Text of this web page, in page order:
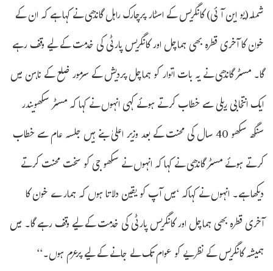
شملہ(یو این آئی) کانگریس کے اسٹار پرچارک راہل گاندھی نے کہا ہے کہ ان کے
خون کا آخری قطرہ بھی ہماچل اور کانگریس پارٹی کی خدمت کے لیے وقف رہے
گا۔ مسٹر گاندھی نے یہ بات اتوار کو ہماچل پردیش کے سرمور ضلع کے ناہن میں
ایک انتخابی ریلی سے خطاب کرتے ہوئے کہی انہوں نے کہا کہ مسٹر سکھویندر
سنگھ سکھو 40 سال کی محنت کے بعد وزیر اعلیٰ بنے ہیں جلسہ عام سے خطاب
کرتے ہوئے مسٹر گاندھی نے کہا کہ انہوں نے سکھو جی کو سخت محنت کرتے
دیکھا ہے۔ انہوں نے کہاکہ ‘میں آپ کو یقین دلاتا ہوں کہ ہمارے خون کا
آخری قطرہ بھی ہماچل اور کانگریس پارٹی کی خدمت کے لیے وقف رہے گا۔ میں
ہمیشہ کانگریس کے نظریے کو عوام تک لے جانے کے لیے پرعزم ہوں۔‘‘